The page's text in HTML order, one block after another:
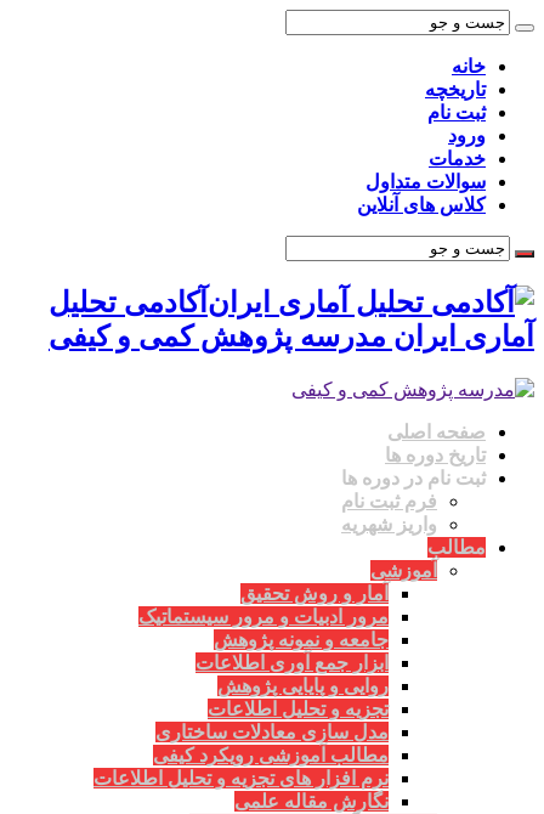
خانه
تاریخچه
ثبت نام
ورود
خدمات
سوالات متداول
کلاس های آنلاین
آکادمی تحلیل
آماری ایران مدرسه پژوهش کمی و کیفی
صفحه اصلی
تاریخ دوره ها
ثبت نام در دوره ها
فرم ثبت نام
واریز شهریه
مطالب
آموزشی
آمار و روش تحقیق
مرور ادبیات و مرور سیستماتیک
جامعه و نمونه پژوهش
ابزار جمع آوری اطلاعات
روایی و پایایی پژوهش
تجزیه و تحلیل اطلاعات
مدل سازی معادلات ساختاری
مطالب آموزشی رویکرد کیفی
نرم افزار های تجزیه و تحلیل اطلاعات
نگارش مقاله علمی